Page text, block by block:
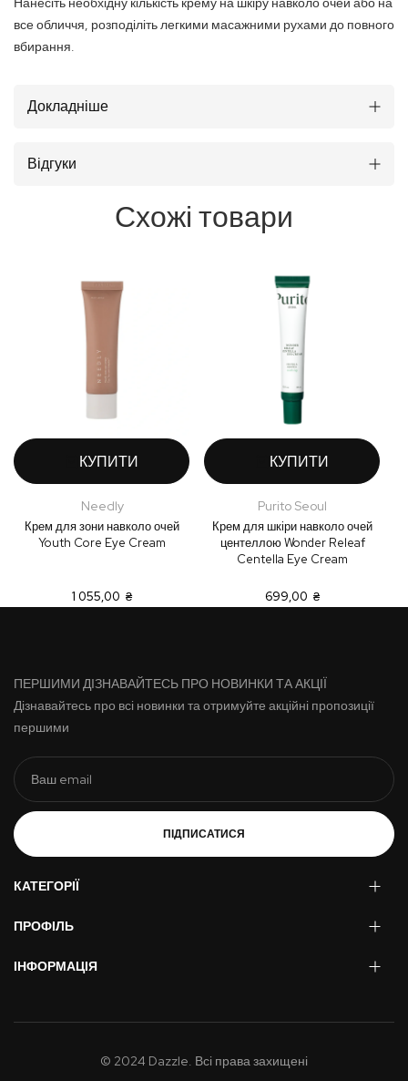
все обличчя, розподіліть легкими масажними рухами до повного
вбирання.
Докладніше
Відгуки
Схожі товари
КУПИТИ
Needly
Крем для зони навколо очей
Youth Core Eye Cream
1 055,00 ₴
КУПИТИ
Purito Seoul
Крем для шкіри навколо очей
центеллою Wonder Releaf
Centella Eye Cream
699,00 ₴
ПЕРШИМИ ДІЗНАВАЙТЕСЬ ПРО НОВИНКИ ТА АКЦІЇ
Дізнавайтесь про всі новинки та отримуйте акційні пропозиції
першими
ПІДПИСАТИСЯ
КАТЕГОРІЇ
ПРОФІЛЬ
ІНФОРМАЦІЯ
© 2024 Dazzle. Всі права захищені